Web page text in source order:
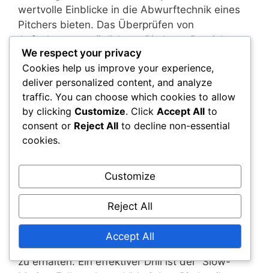
wertvolle Einblicke in die Abwurftechnik eines
Pitchers bieten. Das Überprüfen von
Aufnahmen ermöglicht es Pitchern, Bereiche zur
Verbesserung zu identifizieren und ihre
Mechanik entsprechend anzupassen.
Regelmäßiges Üben dieser Drills kann zu
erheblichen Leistungssteigerungen führen.
Follow-through-Drills zur
Verletzungsprävention
Ein ordnungsgemäßer Follow-through ist nicht
nur für die Effektivität des Wurfs, sondern auch
zur Verringerung des Verletzungsrisikos
entscheidend. Drills, die einen sanften und
kontrollierten Follow-through betonen, können
Pitchern helfen, ihre Gesundheit über die Zeit
zu erhalten. Ein effektiver Drill ist der “Slow-
We respect your privacy
Cookies help us improve your experience,
deliver personalized content, and analyze
traffic. You can choose which cookies to allow
by clicking Customize. Click Accept All to
consent or Reject All to decline non-essential
cookies.
Customize
Reject All
Accept All